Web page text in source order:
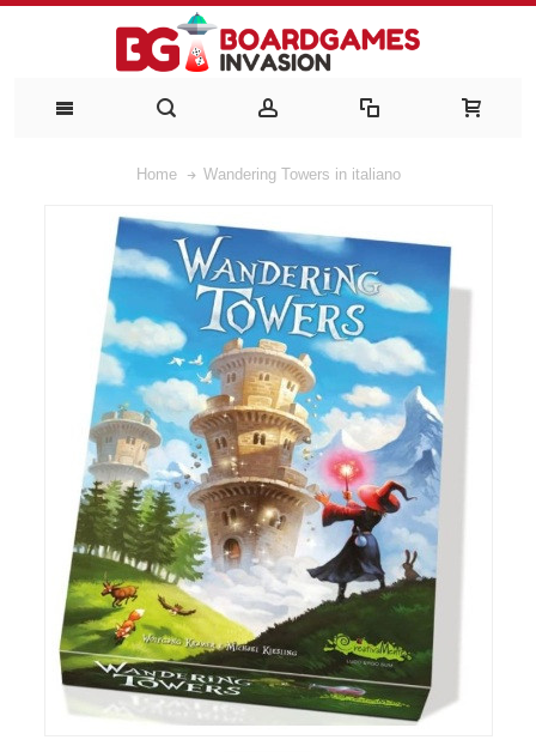
Home Wandering Towers in italiano